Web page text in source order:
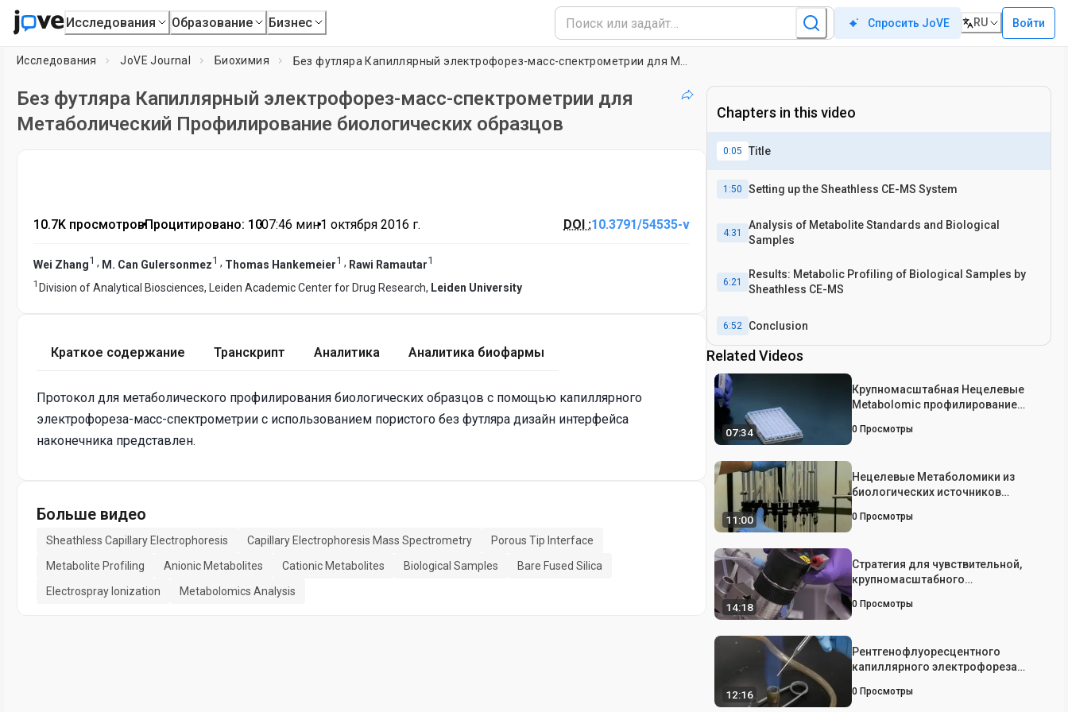
Исследования Образование Бизнес Спросить JoVE RU Войти
Исследования JoVE Journal Биохимия
Без футляра Капиллярный электрофорез-масс-спектрометрии для
Метаболический Профилирование биологических образцов
10.7K просмотров•Процитировано: 10•07:46 мин•1 октября 2016 г. DOI :10.3791/54535-v
Wei Zhang1 , M. Can Gulersonmez1 , Thomas Hankemeier1 , Rawi Ramautar1
1 Division of Analytical Biosciences, Leiden Academic Center for Drug Research, Leiden University
Краткое содержание Транскрипт Аналитика Аналитика биофармы
Протокол для метаболического профилирования биологических образцов с помощью капиллярного
электрофореза-масс-спектрометрии с использованием пористого без футляра дизайн интерфейса
наконечника представлен.
Больше видео
Sheathless Capillary Electrophoresis Capillary Electrophoresis Mass Spectrometry
Porous Tip Interface
Metabolite Profiling
Anionic Metabolites Cationic Metabolites Biological Samples
Bare Fused Silica
Electrospray Ionization
Metabolomics Analysis
Chapters in this video
0:05 Title
1:50 Setting up the Sheathless CE-MS System
4:31
Analysis of Metabolite Standards and Biological
Samples
6:21
Results: Metabolic Profiling of Biological Samples by
Sheathless CE-MS
6:52 Conclusion
Related Videos
07:34
Крупномасштабная Нецелевые
Metabolomic профилирование
жидкостной хроматографии-
0 Просмотры
11:00
Нецелевые Метаболомики из
биологических источников
жидкостной хроматографии
0 Просмотры
14:18
Стратегия для чувствительной,
крупномасштабного
0 Просмотры
12:16
Рентгенофлуоресцентного
капиллярного электрофореза
метаболомики одноклеточных в
0 Просмотры